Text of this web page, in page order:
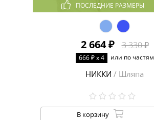
ПОСЛЕДНИЕ РАЗМЕРЫ
2 664 ₽ 3 330 ₽
666 ₽ x 4 или по частям
НИККИ / Шляпа
В корзину